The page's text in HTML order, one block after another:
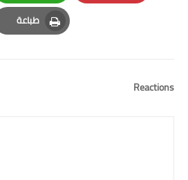
Pinterest
Whatsapp
طباعة
Print
Reactions